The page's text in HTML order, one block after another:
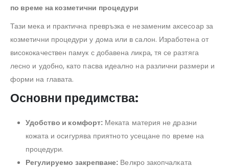
по време на козметични процедури
Тази мека и практична превръзка е незаменим аксесоар за
козметични процедури у дома или в салон. Изработена от
висококачествен памук с добавена ликра, тя се разтяга
лесно и удобно, като пасва идеално на различни размери и
форми на главата.
Основни предимства:
Удобство и комфорт: Меката материя не дразни
кожата и осигурява приятното усещане по време на
процедури.
Регулируемо закрепване: Велкро закопчалката